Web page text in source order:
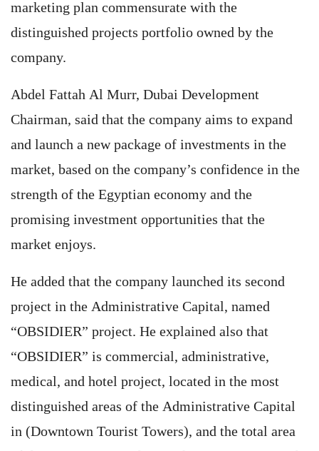
marketing plan commensurate with the
distinguished projects portfolio owned by the
company.
Abdel Fattah Al Murr, Dubai Development
Chairman, said that the company aims to expand
and launch a new package of investments in the
market, based on the company’s confidence in the
strength of the Egyptian economy and the
promising investment opportunities that the
market enjoys.
He added that the company launched its second
project in the Administrative Capital, named
“OBSIDIER” project. He explained also that
“OBSIDIER” is commercial, administrative,
medical, and hotel project, located in the most
distinguished areas of the Administrative Capital
in (Downtown Tourist Towers), and the total area